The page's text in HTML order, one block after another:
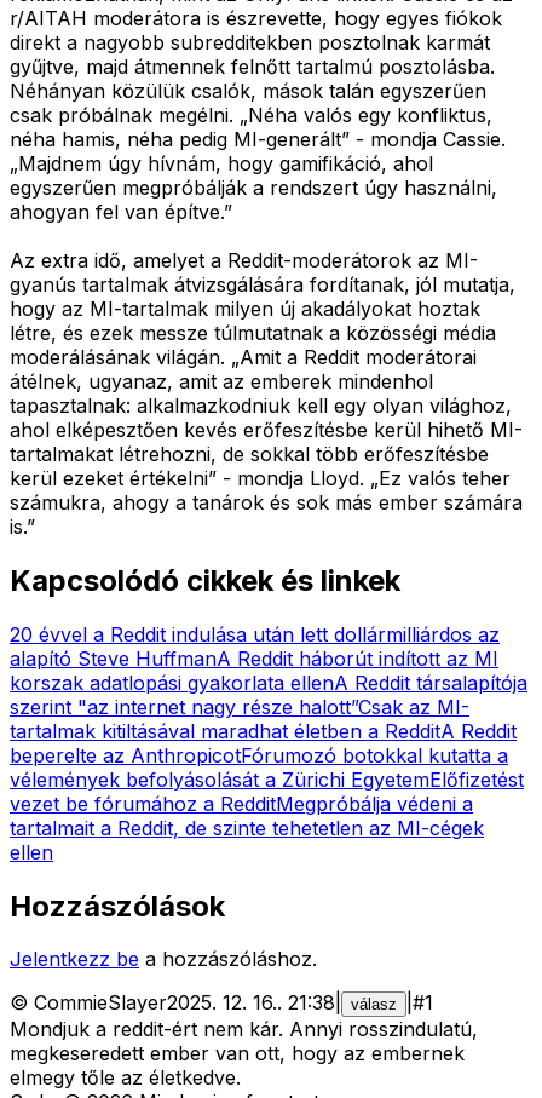
r/AITAH moderátora is észrevette, hogy egyes fiókok
direkt a nagyobb subredditekben posztolnak karmát
gyűjtve, majd átmennek felnőtt tartalmú posztolásba.
Néhányan közülük csalók, mások talán egyszerűen
csak próbálnak megélni. „Néha valós egy konfliktus,
néha hamis, néha pedig MI-generált” - mondja Cassie.
„Majdnem úgy hívnám, hogy gamifikáció, ahol
egyszerűen megpróbálják a rendszert úgy használni,
ahogyan fel van építve.”
Az extra idő, amelyet a Reddit-moderátorok az MI-
gyanús tartalmak átvizsgálására fordítanak, jól mutatja,
hogy az MI-tartalmak milyen új akadályokat hoztak
létre, és ezek messze túlmutatnak a közösségi média
moderálásának világán. „Amit a Reddit moderátorai
átélnek, ugyanaz, amit az emberek mindenhol
tapasztalnak: alkalmazkodniuk kell egy olyan világhoz,
ahol elképesztően kevés erőfeszítésbe kerül hihető MI-
tartalmakat létrehozni, de sokkal több erőfeszítésbe
kerül ezeket értékelni” - mondja Lloyd. „Ez valós teher
számukra, ahogy a tanárok és sok más ember számára
is.”
Kapcsolódó cikkek és linkek
20 évvel a Reddit indulása után lett dollármilliárdos az
alapító Steve HuffmanA Reddit háborút indított az MI
korszak adatlopási gyakorlata ellenA Reddit társalapítója
szerint "az internet nagy része halott”Csak az MI-
tartalmak kitiltásával maradhat életben a RedditA Reddit
beperelte az AnthropicotFórumozó botokkal kutatta a
vélemények befolyásolását a Zürichi EgyetemElőfizetést
vezet be fórumához a RedditMegpróbálja védeni a
tartalmait a Reddit, de szinte tehetetlen az MI-cégek
ellen
Hozzászólások
Jelentkezz be a hozzászóláshoz.
© CommieSlayer2025. 12. 16.. 21:38 válasz #1
Mondjuk a reddit-ért nem kár. Annyi rosszindulatú,
megkeseredett ember van ott, hogy az embernek
elmegy tőle az életkedve.